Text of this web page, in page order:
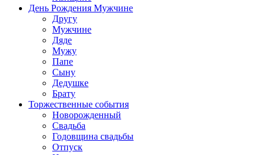
День Рождения Мужчине
Другу
Мужчине
Дяде
Мужу
Папе
Сыну
Дедушке
Брату
Торжественные события
Новорожденный
Свадьба
Годовщина свадьбы
Отпуск